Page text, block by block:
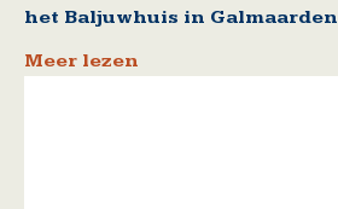
het Baljuwhuis in Galmaarden
Meer lezen